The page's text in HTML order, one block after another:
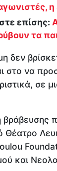
η
επίσης:
τα
δεν
στο να
σε
βράβευσης
Θέατρο
και